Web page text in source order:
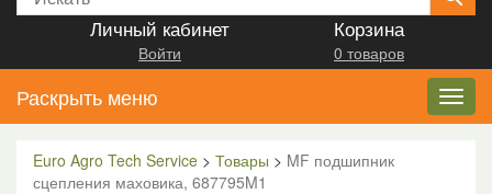
Личный кабинет
Войти
Корзина
0 товаров
Раскрыть меню
Euro Agro Tech Service > Товары > MF подшипник
сцепления маховика, 687795M1